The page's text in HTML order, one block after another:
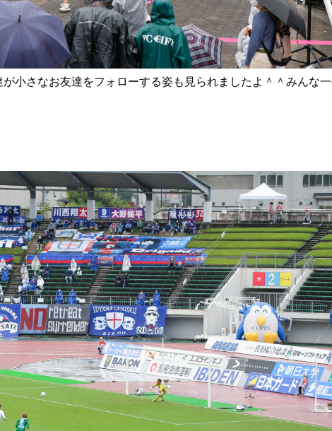
小さなお友達をフォローする姿も見られましたよ＾＾ みんな